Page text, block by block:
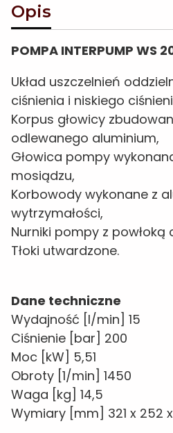
Opis
POMPA INTERPUMP WS
Układ uszczelnień
ciśnienia i niskiego
Korpus głowicy
odlewanego aluminium,
Głowica pompy
mosiądzu,
Korbowody wykonane z
wytrzymałości,
Nurniki pompy z powłoką
Tłoki utwardzone.
Dane techniczne
Wydajność [l/min] 15
Ciśnienie [bar] 200
Moc [kW] 5,51
Obroty [1/min] 1450
Waga [kg] 14,5
Wymiary [mm] 321 x 252 x